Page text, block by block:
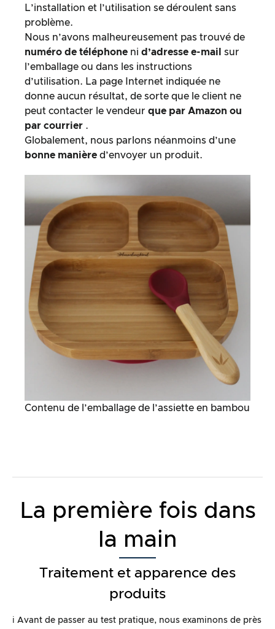
L’installation et l’utilisation se déroulent sans
problème.
Nous n’avons malheureusement pas trouvé de
numéro de téléphone ni d’adresse e-mail
sur
l’emballage ou dans les instructions
d’utilisation. La page Internet indiquée ne
donne aucun résultat, de sorte que le client ne
peut contacter le vendeur que par Amazon ou
par courrier .
Globalement, nous parlons néanmoins d’une
bonne manière d’envoyer un produit.
Contenu de l’emballage de l’assiette en bambou
La première fois dans
la main
Traitement et apparence des
produits
ℹ️ Avant de passer au test pratique, nous examinons de près